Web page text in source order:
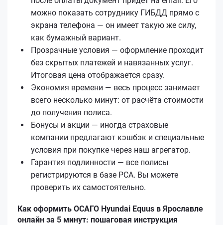
можно показать сотруднику ГИБДД прямо с
экрана телефона — он имеет такую же силу,
как бумажный вариант.
Прозрачные условия — оформление проходит
без скрытых платежей и навязанных услуг.
Итоговая цена отображается сразу.
Экономия времени — весь процесс занимает
всего несколько минут: от расчёта стоимости
до получения полиса.
Бонусы и акции — иногда страховые
компании предлагают кэшбэк и специальные
условия при покупке через наш агрегатор.
Гарантия подлинности — все полисы
регистрируются в базе РСА. Вы можете
проверить их самостоятельно.
Как оформить ОСАГО Hyundai Equus в Ярославле
онлайн за 5 минут: пошаговая инструкция